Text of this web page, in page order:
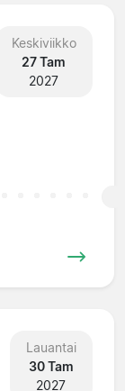
Keskiviikko
27 Tam
2027
Lauantai
30 Tam
2027